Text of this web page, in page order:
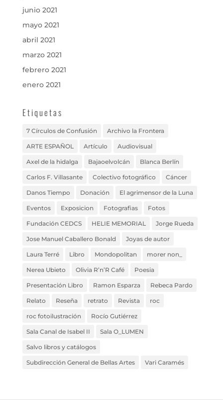
junio 2021
mayo 2021
abril 2021
marzo 2021
febrero 2021
enero 2021
Etiquetas
7 Círculos de Confusión Archivo la Frontera
ARTE ESPAÑOL Artículo Audiovisual
Axel de la hidalga Bajaoelvolcán Blanca Berlín
Carlos F. Villasante Colectivo fotográfico Cáncer
Danos Tiempo Donación El agrimensor de la Luna
Eventos Exposicion Fotografias Fotos
Fundación CEDCS HELIE MEMORIAL Jorge Rueda
Jose Manuel Caballero Bonald Joyas de autor
Laura Terré Libro Mondopolitan morer non_
Nerea Ubieto Olivia R’n’R Café Poesia
Presentación Libro Ramon Esparza Rebeca Pardo
Relato Reseña retrato Revista roc
roc fotoilustración Rocío Gutiérrez
Sala Canal de Isabel II Sala O_LUMEN
Salvo libros y catálogos
Subdirección General de Bellas Artes Vari Caramés